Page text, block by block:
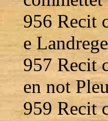
956 Recit
e
957 Recit
en not
959 Recit